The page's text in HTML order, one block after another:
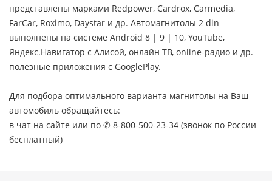
представлены марками Redpower, Cardrox, Carmedia,
FarCar, Roximo, Daystar и др. Автомагнитолы 2 din
выполнены на системе Android 8 | 9 | 10, YouTube,
Яндекс.Навигатор с Алисой, онлайн ТВ, online-радио и др.
полезные приложения с GooglePlay.
Для подбора оптимального варианта магнитолы на Ваш
автомобиль обращайтесь:
в чат на сайте или по ✆ 8-800-500-23-34 (звонок по России
бесплатный)